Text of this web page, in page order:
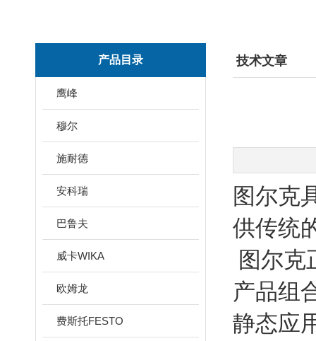
产品目录
鹰峰
穆尔
施耐德
安科瑞
巴鲁夫
威卡WIKA
欧姆龙
费斯托FESTO
技术文章
图尔克
供传统
图尔克
产品组
静态应